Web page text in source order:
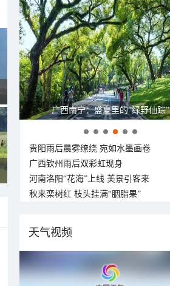
广西南宁：盛夏里的“绿野仙踪”
贵阳雨后晨雾缭绕 宛如水墨画卷
广西钦州雨后双彩虹现身
河南洛阳“花海”上线 美景引客来
秋来栾树红 枝头挂满“胭脂果”
天气视频